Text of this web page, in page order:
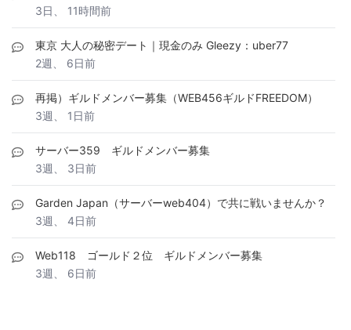
3日、 11時間前
東京 大人の秘密デート｜現金のみ Gleezy：uber77
2週、 6日前
再掲）ギルドメンバー募集（WEB456ギルドFREEDOM）
3週、 1日前
サーバー359 ギルドメンバー募集
3週、 3日前
Garden Japan（サーバーweb404）で共に戦いませんか？
3週、 4日前
Web118 ゴールド２位 ギルドメンバー募集
3週、 6日前